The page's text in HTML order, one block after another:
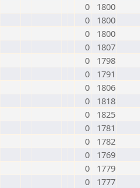
0
1800
0
1800
0
1800
0
1807
0
1798
0
1791
0
1806
0
1818
0
1825
0
1781
0
1782
0
1769
0
1779
0
1777